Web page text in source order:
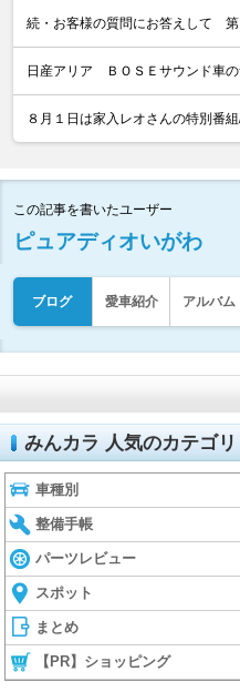
続・お客様の質問にお答えして
日産アリア ＢＯＳＥサウンド車
８月１日は家入レオさんの特別番
この記事を書いたユーザー
ピュアディオいがわ
ブログ 愛車紹介 アルバム
みんカラ 人気のカテゴリ
車種別
整備手帳
パーツレビュー
スポット
まとめ
【PR】ショッピング